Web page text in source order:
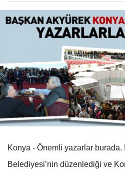
Konya - Önemli yazarlar
Belediyesi’nin düzenlediği ve